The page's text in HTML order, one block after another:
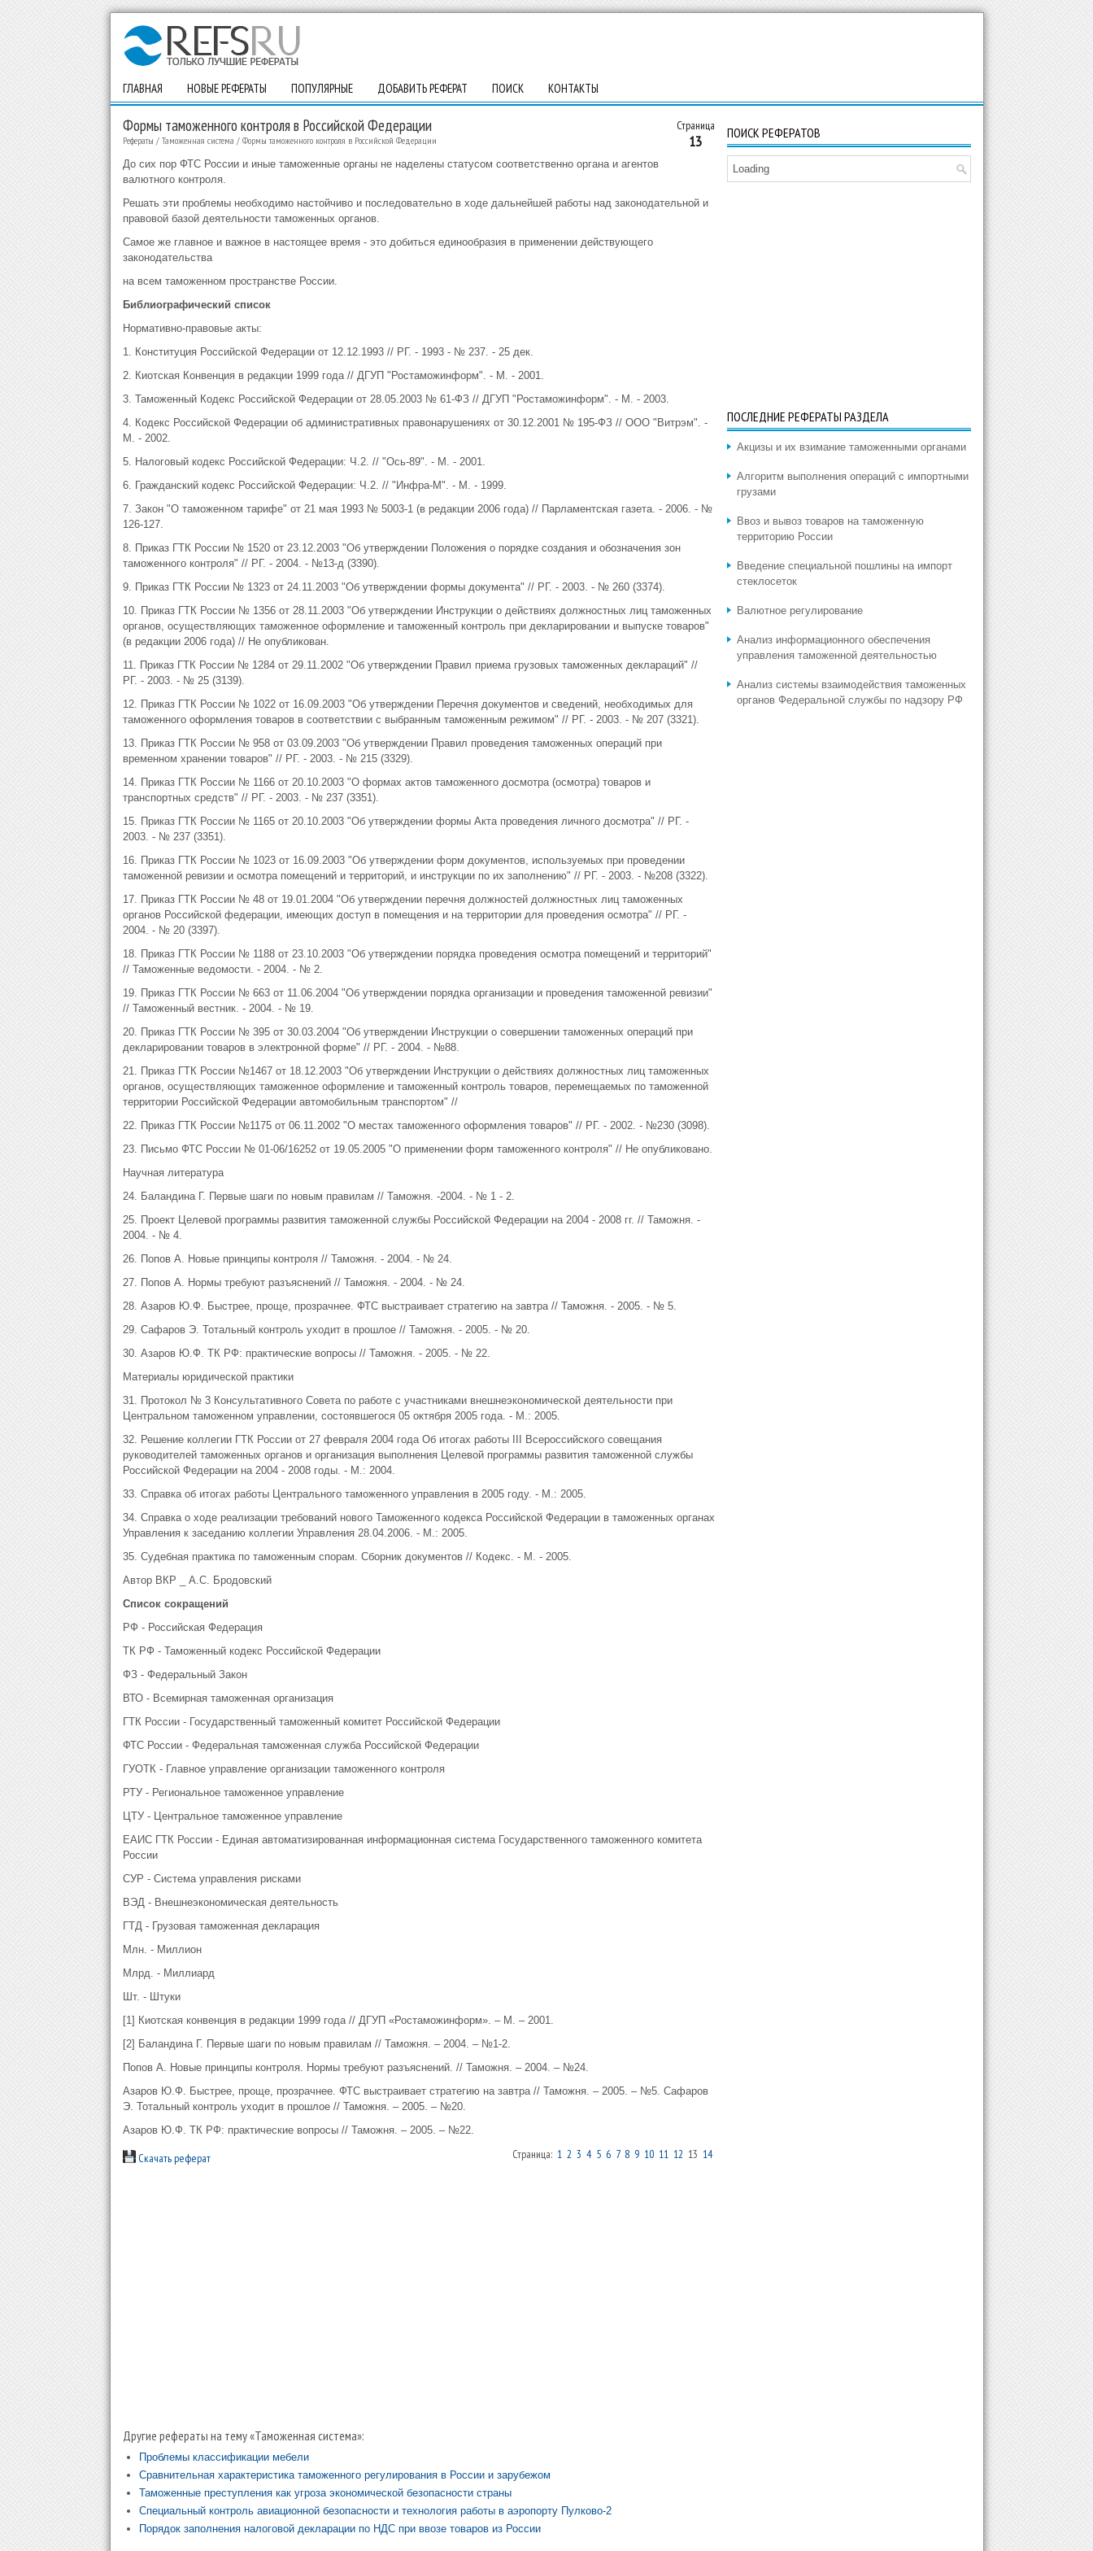
ГЛАВНАЯ НОВЫЕ РЕФЕРАТЫ ПОПУЛЯРНЫЕ ДОБАВИТЬ РЕФЕРАТ ПОИСК КОНТАКТЫ
Страница
13
Формы таможенного контроля в Российской Федерации
Рефераты / Таможенная система / Формы таможенного контроля в Российской Федерации
До сих пор ФТС России и иные таможенные органы не наделены статусом соответственно органа и агентов
валютного контроля.
Решать эти проблемы необходимо настойчиво и последовательно в ходе дальнейшей работы над законодательной и
правовой базой деятельности таможенных органов.
Самое же главное и важное в настоящее время - это добиться единообразия в применении действующего
законодательства
на всем таможенном пространстве России.
Библиографический список
Нормативно-правовые акты:
1. Конституция Российской Федерации от 12.12.1993 // РГ. - 1993 - № 237. - 25 дек.
2. Киотская Конвенция в редакции 1999 года // ДГУП "Ростаможинформ". - М. - 2001.
3. Таможенный Кодекс Российской Федерации от 28.05.2003 № 61-ФЗ // ДГУП "Ростаможинформ". - М. - 2003.
4. Кодекс Российской Федерации об административных правонарушениях от 30.12.2001 № 195-ФЗ // ООО "Витрэм". -
М. - 2002.
5. Налоговый кодекс Российской Федерации: Ч.2. // "Ось-89". - М. - 2001.
6. Гражданский кодекс Российской Федерации: Ч.2. // "Инфра-М". - М. - 1999.
7. Закон "О таможенном тарифе" от 21 мая 1993 № 5003-1 (в редакции 2006 года) // Парламентская газета. - 2006. - №
126-127.
8. Приказ ГТК России № 1520 от 23.12.2003 "Об утверждении Положения о порядке создания и обозначения зон
таможенного контроля" // РГ. - 2004. - №13-д (3390).
9. Приказ ГТК России № 1323 от 24.11.2003 "Об утверждении формы документа" // РГ. - 2003. - № 260 (3374).
10. Приказ ГТК России № 1356 от 28.11.2003 "Об утверждении Инструкции о действиях должностных лиц таможенных
органов, осуществляющих таможенное оформление и таможенный контроль при декларировании и выпуске товаров"
(в редакции 2006 года) // Не опубликован.
11. Приказ ГТК России № 1284 от 29.11.2002 "Об утверждении Правил приема грузовых таможенных деклараций" //
РГ. - 2003. - № 25 (3139).
12. Приказ ГТК России № 1022 от 16.09.2003 "Об утверждении Перечня документов и сведений, необходимых для
таможенного оформления товаров в соответствии с выбранным таможенным режимом" // РГ. - 2003. - № 207 (3321).
13. Приказ ГТК России № 958 от 03.09.2003 "Об утверждении Правил проведения таможенных операций при
временном хранении товаров" // РГ. - 2003. - № 215 (3329).
14. Приказ ГТК России № 1166 от 20.10.2003 "О формах актов таможенного досмотра (осмотра) товаров и
транспортных средств" // РГ. - 2003. - № 237 (3351).
15. Приказ ГТК России № 1165 от 20.10.2003 "Об утверждении формы Акта проведения личного досмотра" // РГ. -
2003. - № 237 (3351).
16. Приказ ГТК России № 1023 от 16.09.2003 "Об утверждении форм документов, используемых при проведении
таможенной ревизии и осмотра помещений и территорий, и инструкции по их заполнению" // РГ. - 2003. - №208 (3322).
17. Приказ ГТК России № 48 от 19.01.2004 "Об утверждении перечня должностей должностных лиц таможенных
органов Российской федерации, имеющих доступ в помещения и на территории для проведения осмотра" // РГ. -
2004. - № 20 (3397).
18. Приказ ГТК России № 1188 от 23.10.2003 "Об утверждении порядка проведения осмотра помещений и территорий"
// Таможенные ведомости. - 2004. - № 2.
19. Приказ ГТК России № 663 от 11.06.2004 "Об утверждении порядка организации и проведения таможенной ревизии"
// Таможенный вестник. - 2004. - № 19.
20. Приказ ГТК России № 395 от 30.03.2004 "Об утверждении Инструкции о совершении таможенных операций при
декларировании товаров в электронной форме" // РГ. - 2004. - №88.
21. Приказ ГТК России №1467 от 18.12.2003 "Об утверждении Инструкции о действиях должностных лиц таможенных
органов, осуществляющих таможенное оформление и таможенный контроль товаров, перемещаемых по таможенной
территории Российской Федерации автомобильным транспортом" //
22. Приказ ГТК России №1175 от 06.11.2002 "О местах таможенного оформления товаров" // РГ. - 2002. - №230 (3098).
23. Письмо ФТС России № 01-06/16252 от 19.05.2005 "О применении форм таможенного контроля" // Не опубликовано.
Научная литература
24. Баландина Г. Первые шаги по новым правилам // Таможня. -2004. - № 1 - 2.
25. Проект Целевой программы развития таможенной службы Российской Федерации на 2004 - 2008 гг. // Таможня. -
2004. - № 4.
26. Попов А. Новые принципы контроля // Таможня. - 2004. - № 24.
27. Попов А. Нормы требуют разъяснений // Таможня. - 2004. - № 24.
28. Азаров Ю.Ф. Быстрее, проще, прозрачнее. ФТС выстраивает стратегию на завтра // Таможня. - 2005. - № 5.
29. Сафаров Э. Тотальный контроль уходит в прошлое // Таможня. - 2005. - № 20.
30. Азаров Ю.Ф. ТК РФ: практические вопросы // Таможня. - 2005. - № 22.
Материалы юридической практики
31. Протокол № 3 Консультативного Совета по работе с участниками внешнеэкономической деятельности при
Центральном таможенном управлении, состоявшегося 05 октября 2005 года. - М.: 2005.
32. Решение коллегии ГТК России от 27 февраля 2004 года Об итогах работы III Всероссийского совещания
руководителей таможенных органов и организация выполнения Целевой программы развития таможенной службы
Российской Федерации на 2004 - 2008 годы. - М.: 2004.
33. Справка об итогах работы Центрального таможенного управления в 2005 году. - М.: 2005.
34. Справка о ходе реализации требований нового Таможенного кодекса Российской Федерации в таможенных органах
Управления к заседанию коллегии Управления 28.04.2006. - М.: 2005.
35. Судебная практика по таможенным спорам. Сборник документов // Кодекс. - М. - 2005.
Автор ВКР _ А.С. Бродовский
Список сокращений
РФ - Российская Федерация
ТК РФ - Таможенный кодекс Российской Федерации
ФЗ - Федеральный Закон
ВТО - Всемирная таможенная организация
ГТК России - Государственный таможенный комитет Российской Федерации
ФТС России - Федеральная таможенная служба Российской Федерации
ГУОТК - Главное управление организации таможенного контроля
РТУ - Региональное таможенное управление
ЦТУ - Центральное таможенное управление
ЕАИС ГТК России - Единая автоматизированная информационная система Государственного таможенного комитета
России
СУР - Система управления рисками
ВЭД - Внешнеэкономическая деятельность
ГТД - Грузовая таможенная декларация
Млн. - Миллион
Млрд. - Миллиард
Шт. - Штуки
[1] Киотская конвенция в редакции 1999 года // ДГУП «Ростаможинформ». – М. – 2001.
[2] Баландина Г. Первые шаги по новым правилам // Таможня. – 2004. – №1-2.
Попов А. Новые принципы контроля. Нормы требуют разъяснений. // Таможня. – 2004. – №24.
Азаров Ю.Ф. Быстрее, проще, прозрачнее. ФТС выстраивает стратегию на завтра // Таможня. – 2005. – №5. Сафаров
Э. Тотальный контроль уходит в прошлое // Таможня. – 2005. – №20.
Азаров Ю.Ф. ТК РФ: практические вопросы // Таможня. – 2005. – №22.
Скачать реферат Страница: 1 2 3 4 5 6 7 8 9 10 11 12 13 14
Другие рефераты на тему «Таможенная система»:
Проблемы классификации мебели
Сравнительная характеристика таможенного регулирования в России и зарубежом
Таможенные преступления как угроза экономической безопасности страны
Специальный контроль авиационной безопасности и технология работы в аэропорту Пулково-2
Порядок заполнения налоговой декларации по НДС при ввозе товаров из России
ПОИСК РЕФЕРАТОВ
Loading
ПОСЛЕДНИЕ РЕФЕРАТЫ РАЗДЕЛА
Акцизы и их взимание таможенными органами
Алгоритм выполнения операций с импортными
грузами
Ввоз и вывоз товаров на таможенную
территорию России
Введение специальной пошлины на импорт
стеклосеток
Валютное регулирование
Анализ информационного обеспечения
управления таможенной деятельностью
Анализ системы взаимодействия таможенных
органов Федеральной службы по надзору РФ